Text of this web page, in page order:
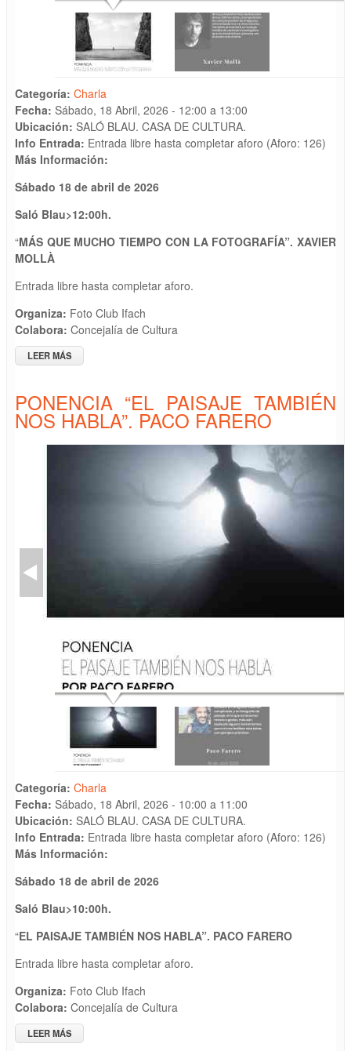
Categoría: Charla
Fecha: Sábado, 18 Abril, 2026 - 12:00 a 13:00
Ubicación: SALÓ BLAU. CASA DE CULTURA.
Info Entrada: Entrada libre hasta completar aforo (Aforo: 126)
Más Información:
Sábado 18 de abril de 2026
Saló Blau>12:00h.
“MÁS QUE MUCHO TIEMPO CON LA FOTOGRAFÍA”. XAVIER
MOLLÀ
Entrada libre hasta completar aforo.
Organiza: Foto Club Ifach
Colabora: Concejalía de Cultura
LEER MÁS
FOTOGRAFÍA”. XAVIER MOLLÀ
PONENCIA “EL PAISAJE TAMBIÉN
NOS HABLA”. PACO FARERO
Categoría: Charla
Fecha: Sábado, 18 Abril, 2026 - 10:00 a 11:00
Ubicación: SALÓ BLAU. CASA DE CULTURA.
Info Entrada: Entrada libre hasta completar aforo (Aforo: 126)
Más Información:
Sábado 18 de abril de 2026
Saló Blau>10:00h.
“EL PAISAJE TAMBIÉN NOS HABLA”. PACO FARERO
Entrada libre hasta completar aforo.
Organiza: Foto Club Ifach
Colabora: Concejalía de Cultura
LEER MÁS
FARERO